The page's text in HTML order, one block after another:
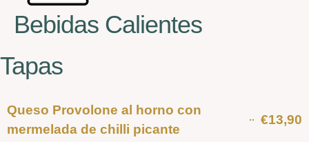
Bebidas Calientes
Tapas
Queso Provolone al horno con
mermelada de chilli picante
€13,90